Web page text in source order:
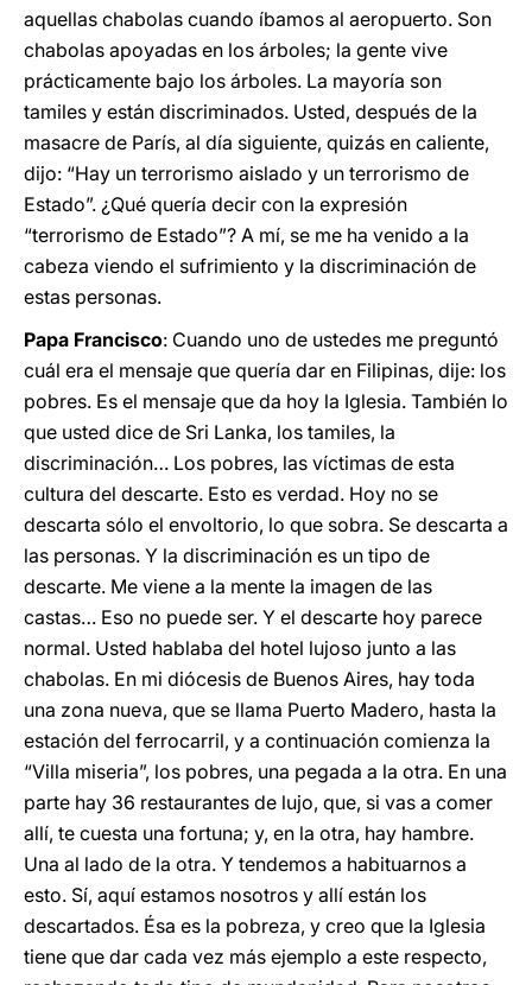
aquellas chabolas cuando íbamos al aeropuerto. Son
chabolas apoyadas en los árboles; la gente vive
prácticamente bajo los árboles. La mayoría son
tamiles y están discriminados. Usted, después de la
masacre de París, al día siguiente, quizás en caliente,
dijo: “Hay un terrorismo aislado y un terrorismo de
Estado”. ¿Qué quería decir con la expresión
“terrorismo de Estado”? A mí, se me ha venido a la
cabeza viendo el sufrimiento y la discriminación de
estas personas.
Papa Francisco: Cuando uno de ustedes me preguntó
cuál era el mensaje que quería dar en Filipinas, dije: los
pobres. Es el mensaje que da hoy la Iglesia. También lo
que usted dice de Sri Lanka, los tamiles, la
discriminación… Los pobres, las víctimas de esta
cultura del descarte. Esto es verdad. Hoy no se
descarta sólo el envoltorio, lo que sobra. Se descarta a
las personas. Y la discriminación es un tipo de
descarte. Me viene a la mente la imagen de las
castas… Eso no puede ser. Y el descarte hoy parece
normal. Usted hablaba del hotel lujoso junto a las
chabolas. En mi diócesis de Buenos Aires, hay toda
una zona nueva, que se llama Puerto Madero, hasta la
estación del ferrocarril, y a continuación comienza la
“Villa miseria”, los pobres, una pegada a la otra. En una
parte hay 36 restaurantes de lujo, que, si vas a comer
allí, te cuesta una fortuna; y, en la otra, hay hambre.
Una al lado de la otra. Y tendemos a habituarnos a
esto. Sí, aquí estamos nosotros y allí están los
descartados. Ésa es la pobreza, y creo que la Iglesia
tiene que dar cada vez más ejemplo a este respecto,